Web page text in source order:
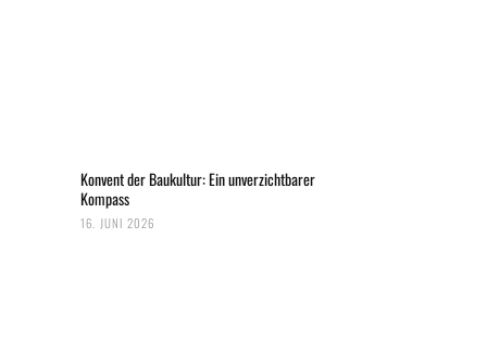
Konvent der Baukultur: Ein unverzichtbarer
Kompass
16. JUNI 2026